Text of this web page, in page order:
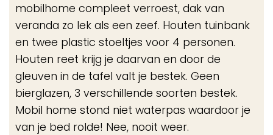
mobilhome compleet verroest, dak van
veranda zo lek als een zeef. Houten tuinbank
en twee plastic stoeltjes voor 4 personen.
Houten reet krijg je daarvan en door de
gleuven in de tafel valt je bestek. Geen
bierglazen, 3 verschillende soorten bestek.
Mobil home stond niet waterpas waardoor je
van je bed rolde! Nee, nooit weer.